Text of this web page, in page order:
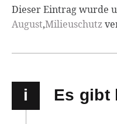
Dieser Eintrag wurde
August,Milieuschutz
i Es gibt